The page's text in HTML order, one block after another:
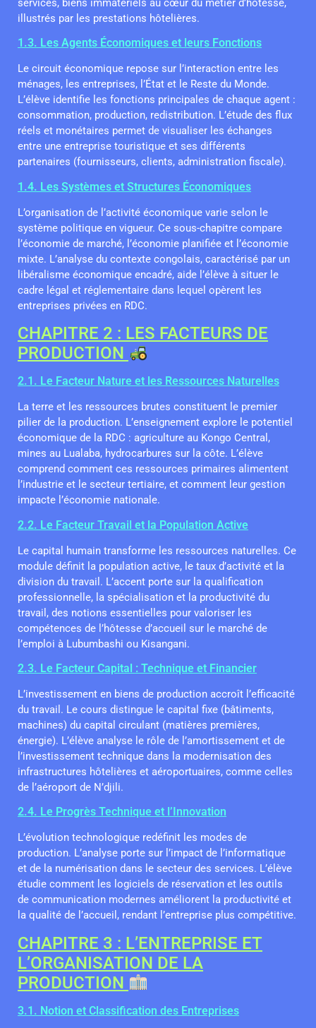
services, biens immatériels au cœur du métier d’hôtesse,
illustrés par les prestations hôtelières.
1.3. Les Agents Économiques et leurs Fonctions
Le circuit économique repose sur l’interaction entre les
ménages, les entreprises, l’État et le Reste du Monde.
L’élève identifie les fonctions principales de chaque agent :
consommation, production, redistribution. L’étude des flux
réels et monétaires permet de visualiser les échanges
entre une entreprise touristique et ses différents
partenaires (fournisseurs, clients, administration fiscale).
1.4. Les Systèmes et Structures Économiques
L’organisation de l’activité économique varie selon le
système politique en vigueur. Ce sous-chapitre compare
l’économie de marché, l’économie planifiée et l’économie
mixte. L’analyse du contexte congolais, caractérisé par un
libéralisme économique encadré, aide l’élève à situer le
cadre légal et réglementaire dans lequel opèrent les
entreprises privées en RDC.
CHAPITRE 2 : LES FACTEURS DE
PRODUCTION
2.1. Le Facteur Nature et les Ressources Naturelles
La terre et les ressources brutes constituent le premier
pilier de la production. L’enseignement explore le potentiel
économique de la RDC : agriculture au Kongo Central,
mines au Lualaba, hydrocarbures sur la côte. L’élève
comprend comment ces ressources primaires alimentent
l’industrie et le secteur tertiaire, et comment leur gestion
impacte l’économie nationale.
2.2. Le Facteur Travail et la Population Active
Le capital humain transforme les ressources naturelles. Ce
module définit la population active, le taux d’activité et la
division du travail. L’accent porte sur la qualification
professionnelle, la spécialisation et la productivité du
travail, des notions essentielles pour valoriser les
compétences de l’hôtesse d’accueil sur le marché de
l’emploi à Lubumbashi ou Kisangani.
2.3. Le Facteur Capital : Technique et Financier
L’investissement en biens de production accroît l’efficacité
du travail. Le cours distingue le capital fixe (bâtiments,
machines) du capital circulant (matières premières,
énergie). L’élève analyse le rôle de l’amortissement et de
l’investissement technique dans la modernisation des
infrastructures hôtelières et aéroportuaires, comme celles
de l’aéroport de N’djili.
2.4. Le Progrès Technique et l’Innovation
L’évolution technologique redéfinit les modes de
production. L’analyse porte sur l’impact de l’informatique
et de la numérisation dans le secteur des services. L’élève
étudie comment les logiciels de réservation et les outils
de communication modernes améliorent la productivité et
la qualité de l’accueil, rendant l’entreprise plus compétitive.
CHAPITRE 3 : L’ENTREPRISE ET
L’ORGANISATION DE LA
PRODUCTION
3.1. Notion et Classification des Entreprises